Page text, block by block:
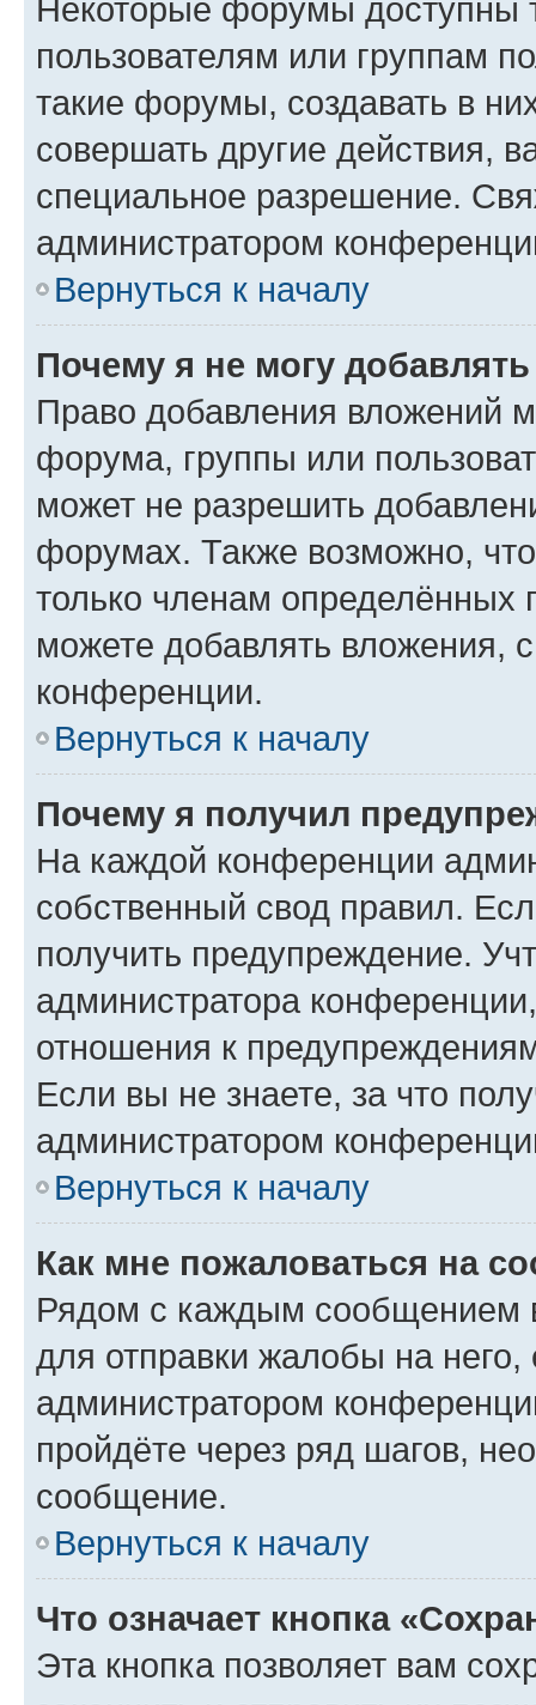
Некоторые форумы доступны
пользователям или группам
такие форумы, создавать в
совершать другие действия,
специальное разрешение.
администратором
Вернуться к началу
Почему я не могу
Право добавления вложений
форума, группы или
может не разрешить
форумах. Также возможно,
только членам определённых
можете добавлять вложения,
конференции.
Вернуться к началу
Почему я получил
На каждой конференции
собственный свод правил.
получить предупреждение.
администратора
отношения к
Если вы не знаете, за что
администратором
Вернуться к началу
Как мне пожаловаться на
Рядом с каждым сообщением
для отправки жалобы на
администратором
пройдёте через ряд шагов,
сообщение.
Вернуться к началу
Что означает кнопка
Эта кнопка позволяет вам